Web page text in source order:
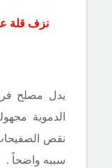
نزف قلة
يدل مصلح
الدموية
نقص
سببه واضحاً .